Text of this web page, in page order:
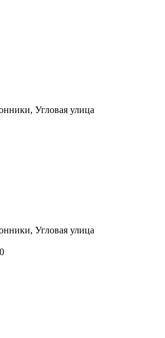
Угловая улица
Угловая улица